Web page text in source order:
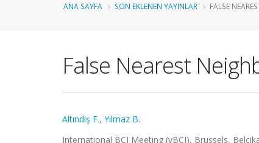
ANA SAYFA SON EKLENEN YAYINLAR FALSE
False Nearest
Altındiş F., Yılmaz B.
International BCI Meeting (vBCI), Brussels,